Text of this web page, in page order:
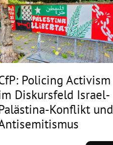
Policing Activism
Diskursfeld Israel-
Konflikt und